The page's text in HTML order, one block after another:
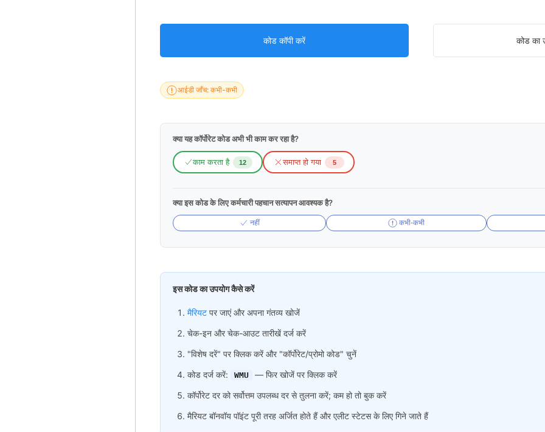
कोड कॉपी करें कोड का
आईडी जाँच: कभी-कभी
क्या यह कॉर्पोरेट कोड अभी भी काम कर रहा है?
काम करता है 12 समाप्त हो गया 5
क्या इस कोड के लिए कर्मचारी पहचान सत्यापन आवश्यक है?
नहीं कभी-कभी
इस कोड का उपयोग कैसे करें
मैरियट पर जाएं और अपना गंतव्य खोजें
चेक-इन और चेक-आउट तारीखें दर्ज करें
"विशेष दरें" पर क्लिक करें और "कॉर्पोरेट/प्रोमो कोड" चुनें
कोड दर्ज करें:
WMU
— फिर खोजें पर क्लिक करें
कॉर्पोरेट दर को सर्वोत्तम उपलब्ध दर से तुलना करें; कम हो तो बुक करें
मैरियट बॉनवॉय पॉइंट पूरी तरह अर्जित होते हैं और एलीट स्टेटस के लिए गिने जाते हैं